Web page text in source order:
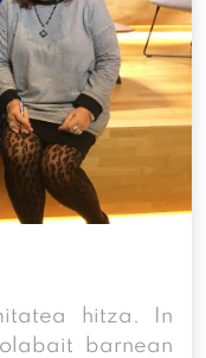
hitza. In
barnean